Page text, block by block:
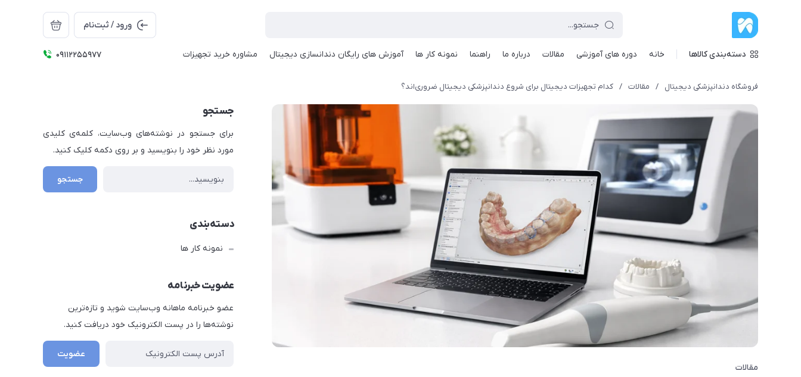
ورود / ثبت‌نام
دسته‌بندی کالاها خانه دوره های آموزشی مقالات درباره ما راهنما نمونه کار ها آموزش های رایگان دندانسازی دیجیتال مشاوره خرید تجهیزات 09112255977
فروشگاه دندانپزشکی دیجیتال / مقالات / کدام تجهیزات دیجیتال برای شروع دندانپزشکی دیجیتال ضروری‌اند؟
مقالات
جستجو
برای جستجو در نوشته‌های وب‌سایت، کلمه‌ی کلیدی
مورد نظر خود را بنویسید و بر روی دکمه کلیک کنید.
جستجو
دسته‌بندی
نمونه کار ها
عضویت خبرنامه
عضو خبرنامه ماهانه وب‌سایت شوید و تازه‌ترین
نوشته‌ها را در پست الکترونیک خود دریافت کنید.
عضویت